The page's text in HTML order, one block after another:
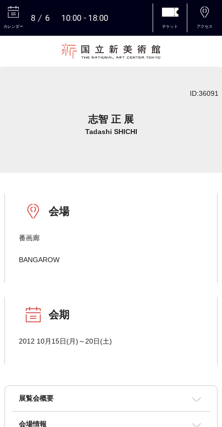
カレンダー
8 6 10:00 18:00
チケット アクセス
ID:36091
志智 正 展
Tadashi SHICHI
会場
番画廊
BANGAROW
会期
2012 10月15日(月)～20日(土)
展覧会概要
会場情報